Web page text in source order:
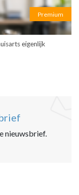
Premium
eigenlijk
nieuwsbrief.